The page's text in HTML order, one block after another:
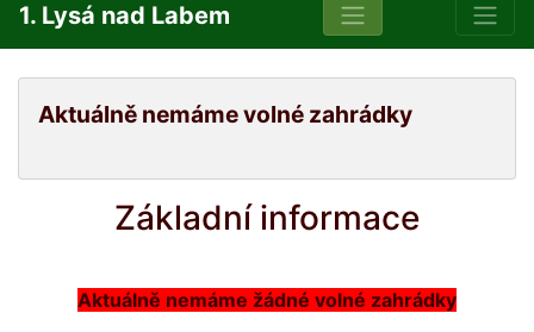
1. Lysá nad Labem
Aktuálně nemáme volné zahrádky
Základní informace
Aktuálně nemáme žádné volné zahrádky